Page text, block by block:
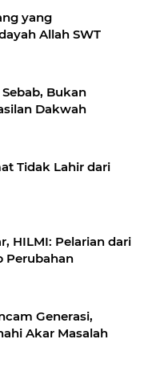
yang
Allah SWT
Bukan
Dakwah
Tidak Lahir dari
HILMI: Pelarian dari
Perubahan
Generasi,
Akar Masalah